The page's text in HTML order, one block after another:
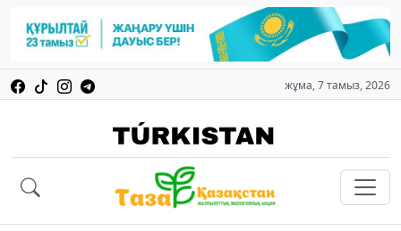
жұма, 7 тамыз, 2026